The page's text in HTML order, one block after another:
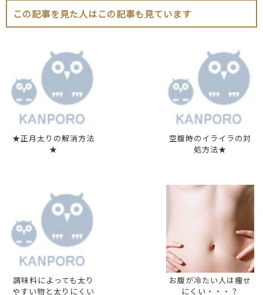
この記事を見た人はこの記事も見ています
★正月太りの解消方法
★
空腹時のイライラの対
処方法★
調味料によっても太り
やすい物と太りにくい
お腹が冷たい人は痩せ
にくい・・・？